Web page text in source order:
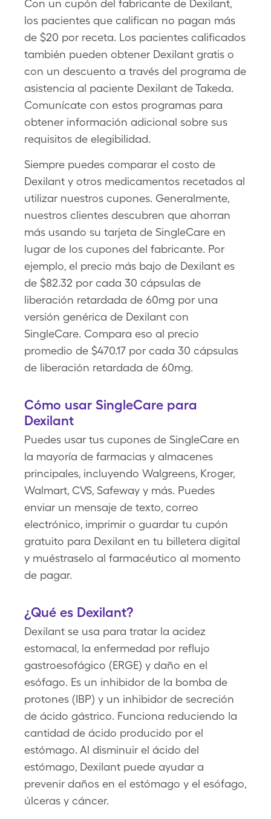
Con un cupón del fabricante de Dexilant,
los pacientes que califican no pagan más
de $20 por receta. Los pacientes calificados
también pueden obtener Dexilant gratis o
con un descuento a través del programa de
asistencia al paciente Dexilant de Takeda.
Comunícate con estos programas para
obtener información adicional sobre sus
requisitos de elegibilidad.
Siempre puedes comparar el costo de
Dexilant y otros medicamentos recetados al
utilizar nuestros cupones. Generalmente,
nuestros clientes descubren que ahorran
más usando su tarjeta de SingleCare en
lugar de los cupones del fabricante. Por
ejemplo, el precio más bajo de Dexilant es
de $82.32 por cada 30 cápsulas de
liberación retardada de 60mg por una
versión genérica de Dexilant con
SingleCare. Compara eso al precio
promedio de $470.17 por cada 30 cápsulas
de liberación retardada de 60mg.
Cómo usar SingleCare para
Dexilant
Puedes usar tus cupones de SingleCare en
la mayoría de farmacias y almacenes
principales, incluyendo Walgreens, Kroger,
Walmart, CVS, Safeway y más. Puedes
enviar un mensaje de texto, correo
electrónico, imprimir o guardar tu cupón
gratuito para Dexilant en tu billetera digital
y muéstraselo al farmacéutico al momento
de pagar.
¿Qué es Dexilant?
Dexilant se usa para tratar la acidez
estomacal, la enfermedad por reflujo
gastroesofágico (ERGE) y daño en el
esófago. Es un inhibidor de la bomba de
protones (IBP) y un inhibidor de secreción
de ácido gástrico. Funciona reduciendo la
cantidad de ácido producido por el
estómago. Al disminuir el ácido del
estómago, Dexilant puede ayudar a
prevenir daños en el estómago y el esófago,
úlceras y cáncer.